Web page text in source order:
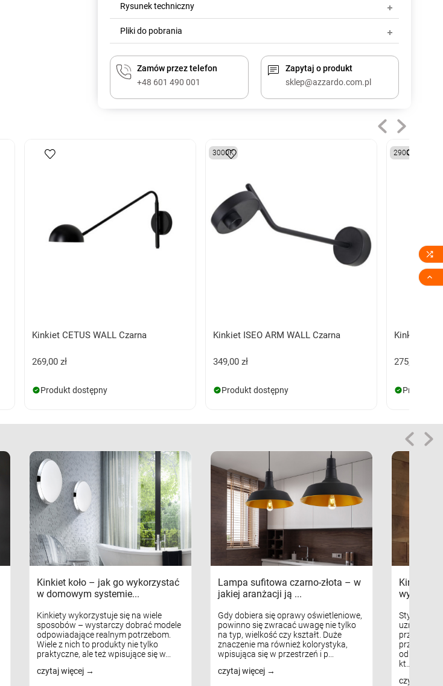
Rysunek techniczny
Pliki do pobrania
Zamów przez telefon
+48 601 490 001
Zapytaj o produkt
sklep@azzardo.com.pl
Kinkiet CETUS WALL Czarna
269,00 zł
Produkt dostępny
3000K
Kinkiet ISEO ARM WALL Czarna
349,00 zł
Produkt dostępny
2900K
Kinkiet
275,00 zł
Produkt
Kinkiet koło – jak go wykorzystać
w domowym systemie...
Kinkiety wykorzystuje się na wiele
sposobów – wystarczy dobrać modele
odpowiadające realnym potrzebom.
Wiele z nich to produkty nie tylko
praktyczne, ale też wpisujące się w...
czytaj więcej
Lampa sufitowa czarno-złota – w
jakiej aranżacji ją ...
Gdy dobiera się oprawy oświetleniowe,
powinno się zwracać uwagę nie tylko
na typ, wielkość czy kształt. Duże
znaczenie ma również kolorystyka,
wpisująca się w przestrzeń i p...
czytaj więcej
Kinkiety
Styl
uznaniem
kt...
czytaj

